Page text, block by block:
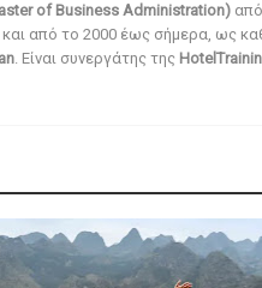
of Business Administration)
από το 2000 έως σήμερα, ως
. Είναι συνεργάτης της